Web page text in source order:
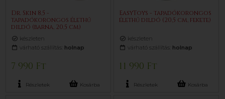
Dr. Skin 8,5 -
tapadókorongos élethű
dildó (barna, 20,5 cm)
készleten
várható szállítás: holnap
7 990 Ft
Részletek Kosárba
EasyToys - tapadókorongos
élethű dildó (20,5 cm, fekete)
készleten
várható szállítás: holnap
11 990 Ft
Részletek Kosárba